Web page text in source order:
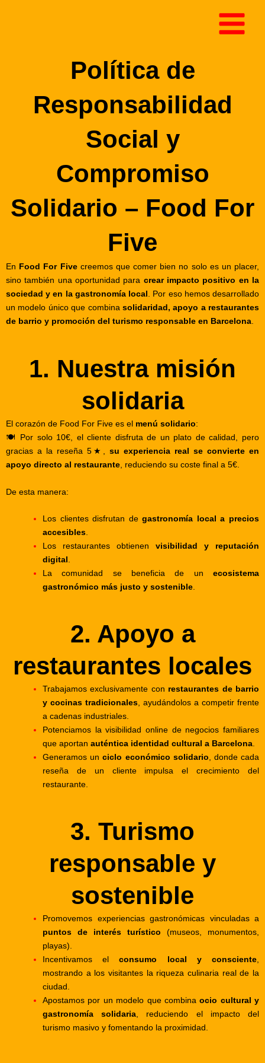
Política de
Responsabilidad
Social y
Compromiso
Solidario – Food For
Five
En Food For Fivecreemos que comer bien no solo es un placer,
sino también una oportunidad para crear impacto positivo en la
sociedad y en la gastronomía local . Por eso hemos desarrollado
un modelo único que combina solidaridad, apoyo a restaurantes
de barrio y promoción del turismo responsable en Barcelona
1. Nuestra misión
solidaria
El corazón de Food For Five es el menú solidario:
🍽️ Por solo 10€, el cliente disfruta de un plato de calidad, pero
gracias a la reseña 5★, su experiencia real se convierte en
apoyo directo al restaurante, reduciendo su coste final a 5€.
De esta manera:
Los clientes disfrutan degastronomía local a precios
accesibles
Los restaurantes obtienen visibilidad y reputación
digital
La comunidad se beneficia de un ecosistema
gastronómico más justo y sostenible
2. Apoyo a
restaurantes locales
Trabajamos exclusivamente con restaurantes de barrio
y cocinas tradicionales , ayudándolos a competir frente
a cadenas industriales.
Potenciamos la visibilidad online de negocios familiares
que aportan auténtica identidad cultural a Barcelona
Generamos unciclo económico solidario , donde cada
reseña de un cliente impulsa el crecimiento del
restaurante.
3. Turismo
responsable y
sostenible
Promovemos experiencias gastronómicas vinculadas a
puntos de interés turístico (museos, monumentos,
playas).
Incentivamos elconsumo local y consciente
mostrando a los visitantes la riqueza culinaria real de la
ciudad.
Apostamos por un modelo que combinaocio cultural y
gastronomía solidaria , reduciendo el impacto del
turismo masivo y fomentando la proximidad.